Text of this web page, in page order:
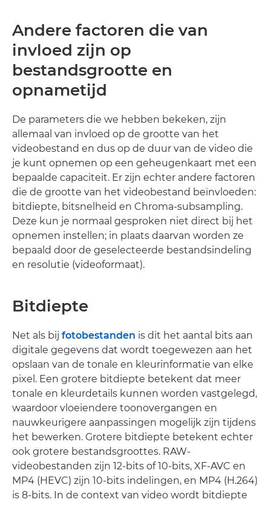
Andere factoren die van
invloed zijn op
bestandsgrootte en
opnametijd
De parameters die we hebben bekeken, zijn
allemaal van invloed op de grootte van het
videobestand en dus op de duur van de video die
je kunt opnemen op een geheugenkaart met een
bepaalde capaciteit. Er zijn echter andere factoren
die de grootte van het videobestand beïnvloeden:
bitdiepte, bitsnelheid en Chroma-subsampling.
Deze kun je normaal gesproken niet direct bij het
opnemen instellen; in plaats daarvan worden ze
bepaald door de geselecteerde bestandsindeling
en resolutie (videoformaat).
Bitdiepte
Net als bij fotobestanden is dit het aantal bits aan
digitale gegevens dat wordt toegewezen aan het
opslaan van de tonale en kleurinformatie van elke
pixel. Een grotere bitdiepte betekent dat meer
tonale en kleurdetails kunnen worden vastgelegd,
waardoor vloeiendere toonovergangen en
nauwkeurigere aanpassingen mogelijk zijn tijdens
het bewerken. Grotere bitdiepte betekent echter
ook grotere bestandsgroottes. RAW-
videobestanden zijn 12-bits of 10-bits, XF-AVC en
MP4 (HEVC) zijn 10-bits indelingen, en MP4 (H.264)
is 8-bits. In de context van video wordt bitdiepte